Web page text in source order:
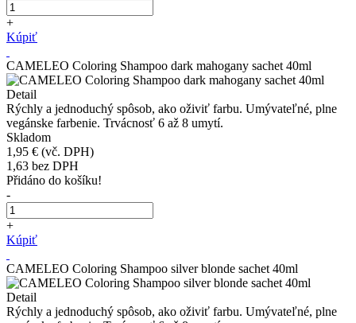
+
Kúpiť
CAMELEO Coloring Shampoo dark mahogany sachet 40ml
Detail
Rýchly a jednoduchý spôsob, ako oživiť farbu. Umývateľné, plne
vegánske farbenie. Trvácnosť 6 až 8 umytí.
Skladom
1,95 € (vč. DPH)
1,63 bez DPH
Přidáno do košíku!
-
+
Kúpiť
CAMELEO Coloring Shampoo silver blonde sachet 40ml
Detail
Rýchly a jednoduchý spôsob, ako oživiť farbu. Umývateľné, plne